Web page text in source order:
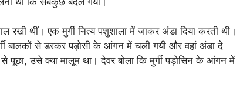
रखी थीं। एक मुर्गी नित्य पशुशाला में जाकर अंडा दिया करती थी।
बालकों से डरकर पड़ोसी के आंगन में चली गयी और वहां अंडा दे
उसे क्या मालूम था। देवर बोला कि मुर्गी पड़ोसिन के आंगन में